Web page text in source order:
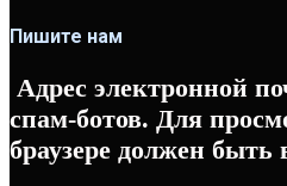
Пишите нам
Адрес электронной
спам-ботов. Для
браузере должен